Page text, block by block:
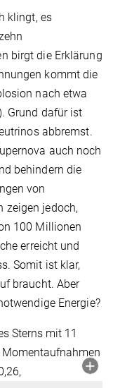
klingt, es
birgt die Erklärung
kommt die
nach etwa
Grund dafür ist
abbremst.
auch noch
behindern die
von
zeigen jedoch,
100 Millionen
erreicht und
Somit ist klar,
braucht. Aber
Energie?